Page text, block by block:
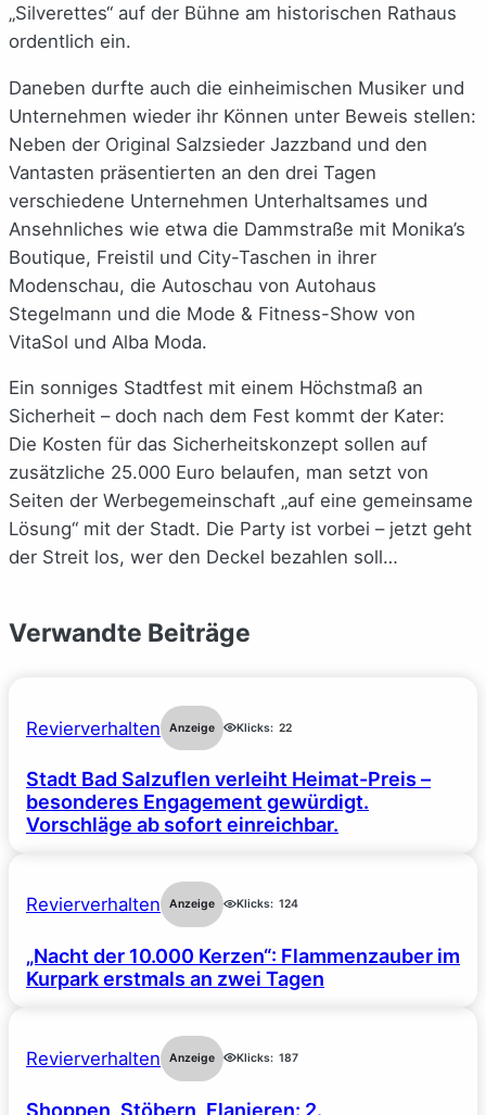
„Silverettes“ auf der Bühne am historischen Rathaus
ordentlich ein.
Daneben durfte auch die einheimischen Musiker und
Unternehmen wieder ihr Können unter Beweis stellen:
Neben der Original Salzsieder Jazzband und den
Vantasten präsentierten an den drei Tagen
verschiedene Unternehmen Unterhaltsames und
Ansehnliches wie etwa die Dammstraße mit Monika’s
Boutique, Freistil und City-Taschen in ihrer
Modenschau, die Autoschau von Autohaus
Stegelmann und die Mode & Fitness-Show von
VitaSol und Alba Moda.
Ein sonniges Stadtfest mit einem Höchstmaß an
Sicherheit – doch nach dem Fest kommt der Kater:
Die Kosten für das Sicherheitskonzept sollen auf
zusätzliche 25.000 Euro belaufen, man setzt von
Seiten der Werbegemeinschaft „auf eine gemeinsame
Lösung“ mit der Stadt. Die Party ist vorbei – jetzt geht
der Streit los, wer den Deckel bezahlen soll…
Verwandte Beiträge
Revierverhalten Anzeige Klicks: 22
Stadt Bad Salzuflen verleiht Heimat-Preis –
besonderes Engagement gewürdigt.
Vorschläge ab sofort einreichbar.
Revierverhalten Anzeige Klicks: 124
„Nacht der 10.000 Kerzen“: Flammenzauber im
Kurpark erstmals an zwei Tagen
Revierverhalten Anzeige Klicks: 187
Shoppen, Stöbern, Flanieren: 2.